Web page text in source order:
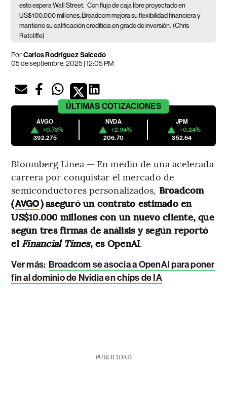
esto espera Wall Street. Con flujo de caja libre proyectado en
US$100.000 millones, Broadcom mejora su flexibilidad financiera y
mantiene su calificación crediticia en grado de inversión. (Chris
Ratcliffe)
PorCarlos Rodríguez Salcedo
05 de septiembre, 2025 | 12:05 PM
ÚLTIMAS COTIZACIONES
AVGO
+0.73%
392.275
NVDA
+2.94%
206.70
JPM
+0.24%
352.64
Bloomberg Línea — En medio de una acelerada
carrera por conquistar el mercado de
semiconductores personalizados, Broadcom
(AVGO) aseguró un contrato estimado en
US$10.000 millones con un nuevo cliente, que
según tres firmas de análisis y según reportó
elFinancial Times, es OpenAI.
Ver más: Broadcom se asocia a OpenAI para poner
fin al dominio de Nvidia en chips de IA
PUBLICIDAD